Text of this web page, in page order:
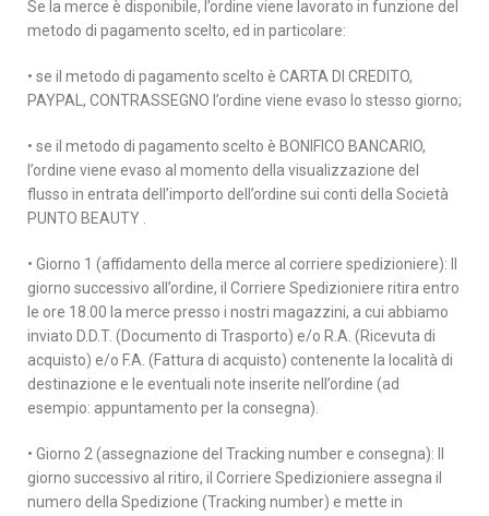
Se la merce è disponibile, l’ordine viene lavorato in funzione del
metodo di pagamento scelto, ed in particolare:
• se il metodo di pagamento scelto è CARTA DI CREDITO,
PAYPAL, CONTRASSEGNO l’ordine viene evaso lo stesso giorno;
• se il metodo di pagamento scelto è BONIFICO BANCARIO,
l’ordine viene evaso al momento della visualizzazione del
flusso in entrata dell’importo dell’ordine sui conti della Società
PUNTO BEAUTY .
• Giorno 1 (affidamento della merce al corriere spedizioniere): Il
giorno successivo all’ordine, il Corriere Spedizioniere ritira entro
le ore 18.00 la merce presso i nostri magazzini, a cui abbiamo
inviato D.D.T. (Documento di Trasporto) e/o R.A. (Ricevuta di
acquisto) e/o F.A. (Fattura di acquisto) contenente la località di
destinazione e le eventuali note inserite nell’ordine (ad
esempio: appuntamento per la consegna).
• Giorno 2 (assegnazione del Tracking number e consegna): Il
giorno successivo al ritiro, il Corriere Spedizioniere assegna il
numero della Spedizione (Tracking number) e mette in